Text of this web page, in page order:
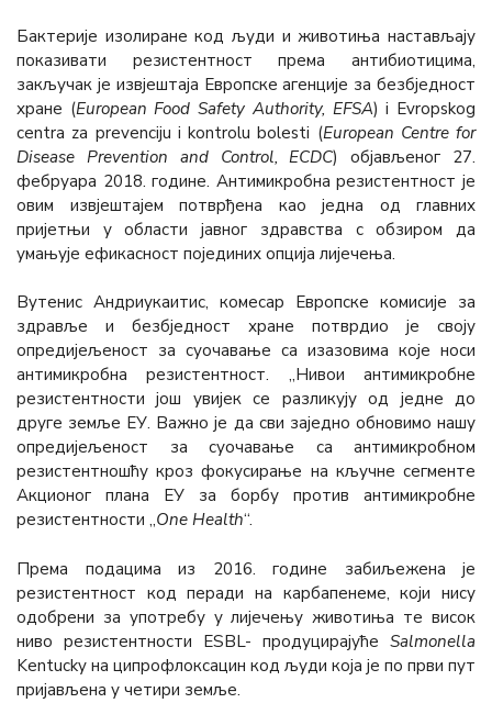
Бактерије изолиране код људи и животиња настављају
показивати резистентност према антибиотицима,
закључак је извјештаја Европске агенције за безбједност
хране (European Food Safety Authority, EFSA) i Evropskog
centra za prevenciju i kontrolu bolesti (European Centre for
Disease Prevention and Control, ECDC) објављеног 27.
фебруара 2018. године. Антимикробна резистентност је
овим извјештајем потврђена као једна од главних
пријетњи у области јавног здравства с обзиром да
умањује ефикасност појединих опција лијечења.
Вyтенис Андриукаитис, комесар Европске комисије за
здравље и безбједност хране потврдио је своју
опредијељеност за суочавање са изазовима које носи
антимикробна резистентност. „Нивои антимикробне
резистентности још увијек се разликују од једне до
друге земље ЕУ. Важно је да сви заједно обновимо нашу
опредијељеност за суочавање са антимикробном
резистентношћу кроз фокусирање на кључне сегменте
Акционог плана ЕУ за борбу против антимикробне
резистентности „One Health“.
Према подацима из 2016. године забиљежена је
резистентност код перади на карбапенеме, који нису
одобрени за употребу у лијечењу животиња те висок
ниво резистентности ESBL- продуцирајуће Salmonella
Kentucky на ципрофлоксацин код људи која је по први пут
пријављена у четири земље.